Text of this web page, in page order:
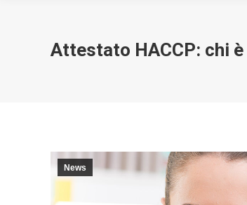
Attestato HACCP: chi
News